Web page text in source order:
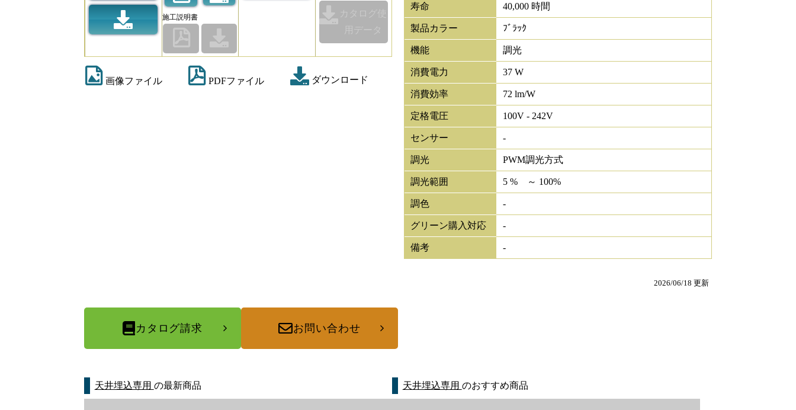
施工説明書
カタログ使
用データ
画像ファイル PDFファイル ダウンロード
寿命 40,000 時間
製品カラー ﾌﾞﾗｯｸ
機能 調光
消費電力 37 W
消費効率 72 lm/W
定格電圧 100V - 242V
センサー -
調光 PWM調光方式
調光範囲 5 % ～ 100%
調色 -
グリーン購入対応 -
備考 -
2026/06/18 更新
カタログ請求 お問い合わせ
天井埋込専用 の最新商品 天井埋込専用 のおすすめ商品